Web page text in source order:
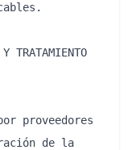
TRATAMIENTO
proveedores
de la